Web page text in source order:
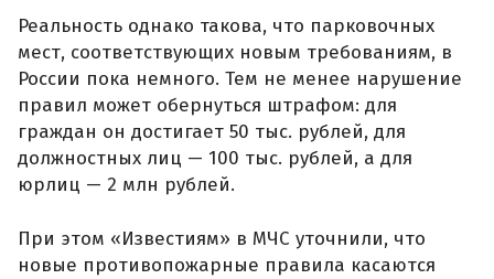
Реальность однако такова, что парковочных
мест, соответствующих новым требованиям, в
России пока немного. Тем не менее нарушение
правил может обернуться штрафом: для
граждан он достигает 50 тыс. рублей, для
должностных лиц — 100 тыс. рублей, а для
юрлиц — 2 млн рублей.
При этом «Известиям» в МЧС уточнили, что
новые противопожарные правила касаются